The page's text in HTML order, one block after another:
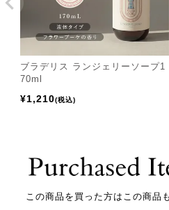
ブラデリス ランジェリーソープ1
70ml
¥1,210 税込
この商品を買った方はこの商品